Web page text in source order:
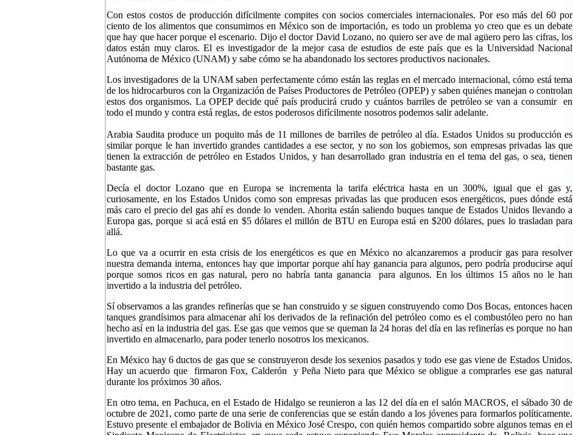
Con estos costos de producción difícilmente compites con socios comerciales internacionales. Por eso más del 60 por
ciento de los alimentos que consumimos en México son de importación, es todo un problema yo creo que es un debate
que hay que hacer porque el escenario. Dijo el doctor David Lozano, no quiero ser ave de mal agüero pero las cifras, los
datos están muy claros. El es investigador de la mejor casa de estudios de este país que es la Universidad Nacional
Autónoma de México (UNAM) y sabe cómo se ha abandonado los sectores productivos nacionales.
Los investigadores de la UNAM saben perfectamente cómo están las reglas en el mercado internacional, cómo está tema
de los hidrocarburos con la Organización de Países Productores de Petróleo (OPEP) y saben quiénes manejan o controlan
estos dos organismos. La OPEP decide qué país producirá crudo y cuántos barriles de petróleo se van a consumir en
todo el mundo y contra está reglas, de estos poderosos difícilmente nosotros podemos salir adelante.
Arabia Saudita produce un poquito más de 11 millones de barriles de petróleo al día. Estados Unidos su producción es
similar porque le han invertido grandes cantidades a ese sector, y no son los gobiernos, son empresas privadas las que
tienen la extracción de petróleo en Estados Unidos, y han desarrollado gran industria en el tema del gas, o sea, tienen
bastante gas.
Decía el doctor Lozano que en Europa se incrementa la tarifa eléctrica hasta en un 300%, igual que el gas y,
curiosamente, en los Estados Unidos como son empresas privadas las que producen esos energéticos, pues dónde está
más caro el precio del gas ahí es donde lo venden. Ahorita están saliendo buques tanque de Estados Unidos llevando a
Europa gas, porque si acá está en $5 dólares el millón de BTU en Europa está en $200 dólares, pues lo trasladan para
allá.
Lo que va a ocurrir en esta crisis de los energéticos es que en México no alcanzaremos a producir gas para resolver
nuestra demanda interna, entonces hay que importar porque ahí hay ganancia para algunos, pero podría producirse aquí
porque somos ricos en gas natural, pero no habría tanta ganancia para algunos. En los últimos 15 años no le han
invertido a la industria del petróleo.
Sí observamos a las grandes refinerías que se han construido y se siguen construyendo como Dos Bocas, entonces hacen
tanques grandísimos para almacenar ahí los derivados de la refinación del petróleo como es el combustóleo pero no han
hecho así en la industria del gas. Ese gas que vemos que se queman la 24 horas del día en las refinerías es porque no han
invertido en almacenarlo, para poder tenerlo nosotros los mexicanos.
En México hay 6 ductos de gas que se construyeron desde los sexenios pasados y todo ese gas viene de Estados Unidos.
Hay un acuerdo que firmaron Fox, Calderón y Peña Nieto para que México se obligue a comprarles ese gas natural
durante los próximos 30 años.
En otro tema, en Pachuca, en el Estado de Hidalgo se reunieron a las 12 del día en el salón MACROS, el sábado 30 de
octubre de 2021, como parte de una serie de conferencias que se están dando a los jóvenes para formarlos políticamente.
Estuvo presente el embajador de Bolivia en México José Crespo, con quién hemos compartido sobre algunos temas en el